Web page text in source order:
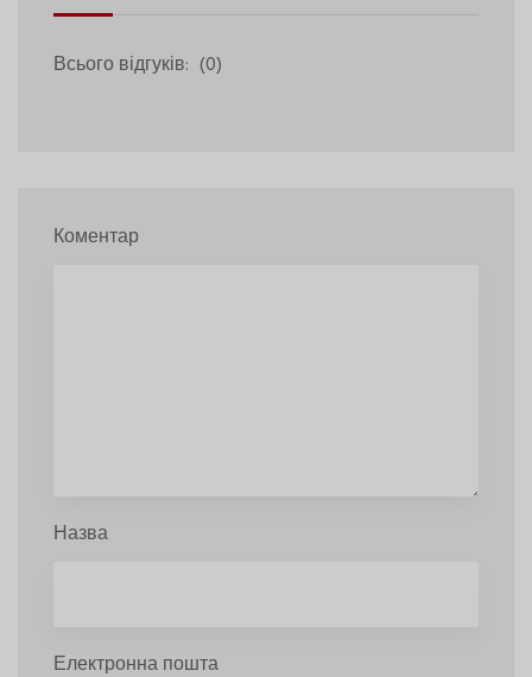
Всього відгуків: (0)
Коментар
Назва
Електронна пошта